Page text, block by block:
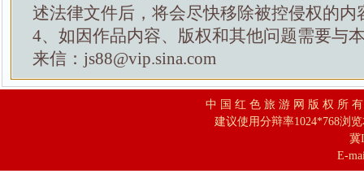
述法律文件后，将会尽快移除被控侵权的内
4、如因作品内容、版权和其他问题需要与
来信：js88@vip.sina.com
中 国 红 色 旅 游 网 版 权 所
建议使用分辩率1024*768浏
冀
E-